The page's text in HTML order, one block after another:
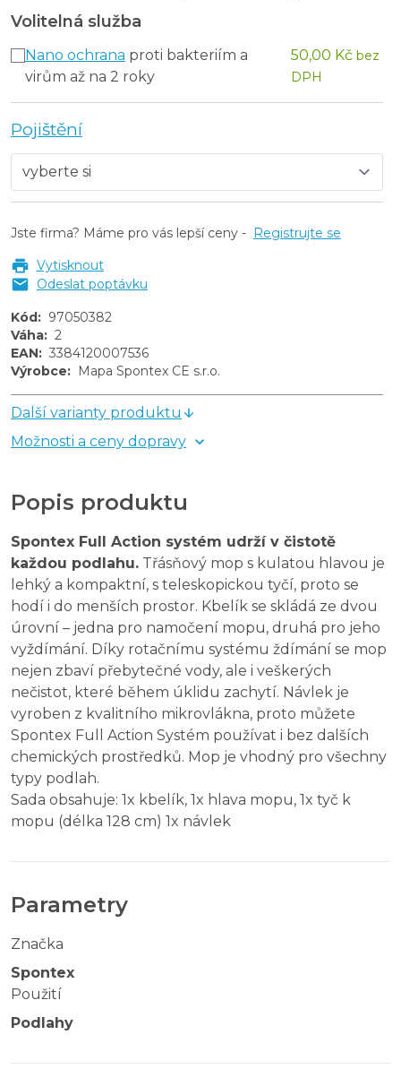
Volitelná služba
Nano ochrana proti bakteriím a
virům až na 2 roky
50,00 Kč bez
DPH
Pojištění
Jste firma? Máme pro vás lepší ceny - Registrujte se
Vytisknout
Odeslat poptávku
Kód: 97050382
Váha: 2
EAN: 3384120007536
Výrobce: Mapa Spontex CE s.r.o.
Další varianty produktu
Možnosti a ceny dopravy
Popis produktu
Spontex Full Action systém udrží v čistotě
každou podlahu. Třásňový mop s kulatou hlavou je
lehký a kompaktní, s teleskopickou tyčí, proto se
hodí i do menších prostor. Kbelík se skládá ze dvou
úrovní – jedna pro namočení mopu, druhá pro jeho
vyždímání. Díky rotačnímu systému ždímání se mop
nejen zbaví přebytečné vody, ale i veškerých
nečistot, které během úklidu zachytí. Návlek je
vyroben z kvalitního mikrovlákna, proto můžete
Spontex Full Action Systém používat i bez dalších
chemických prostředků. Mop je vhodný pro všechny
typy podlah.
Sada obsahuje: 1x kbelík, 1x hlava mopu, 1x tyč k
mopu (délka 128 cm) 1x návlek
Parametry
Značka
Spontex
Použití
Podlahy